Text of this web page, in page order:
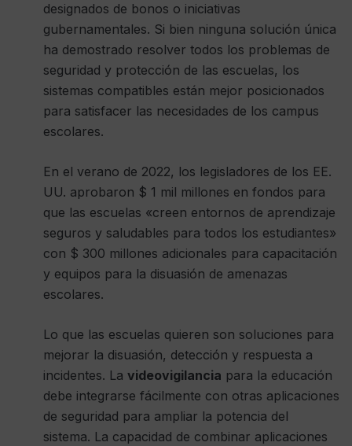
designados de bonos o iniciativas
gubernamentales. Si bien ninguna solución única
ha demostrado resolver todos los problemas de
seguridad y protección de las escuelas, los
sistemas compatibles están mejor posicionados
para satisfacer las necesidades de los campus
escolares.
En el verano de 2022, los legisladores de los EE.
UU. aprobaron $ 1 mil millones en fondos para
que las escuelas «creen entornos de aprendizaje
seguros y saludables para todos los estudiantes»
con $ 300 millones adicionales para capacitación
y equipos para la disuasión de amenazas
escolares.
Lo que las escuelas quieren son soluciones para
mejorar la disuasión, detección y respuesta a
incidentes. La videovigilancia para la educación
debe integrarse fácilmente con otras aplicaciones
de seguridad para ampliar la potencia del
sistema. La capacidad de combinar aplicaciones